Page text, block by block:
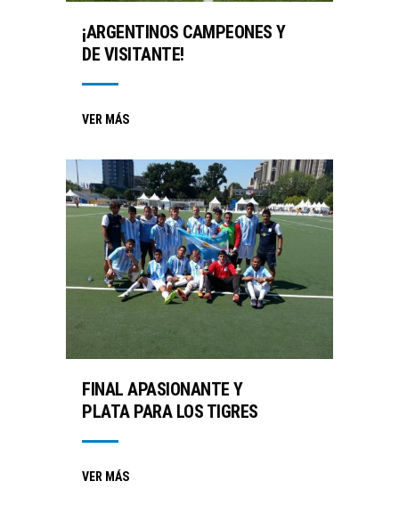
¡ARGENTINOS CAMPEONES Y
DE VISITANTE!
VER MÁS
FINAL APASIONANTE Y
PLATA PARA LOS TIGRES
VER MÁS